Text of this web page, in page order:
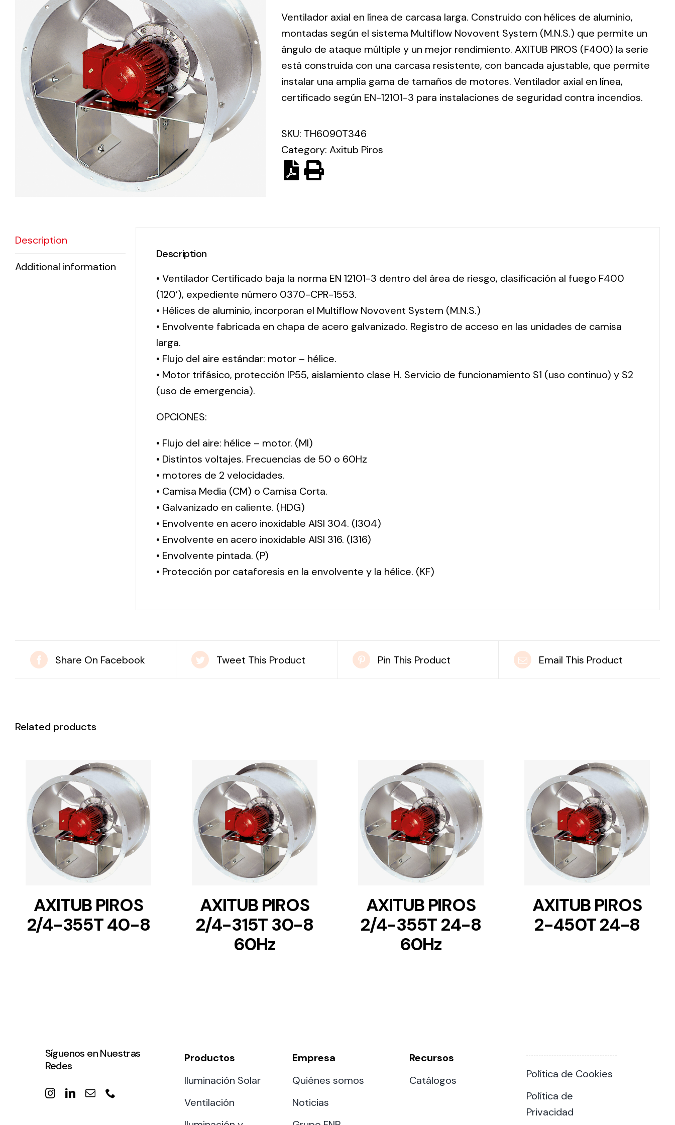
eléctrico.
Lighting and
Electrical
Equipment
Complete
solutions in
lighting and
Ventilation
The
incorporation of
Novovent into
offer of
ventilation
products for
different uses
Solar lighting
solutions for all
Ventilador axial en línea de carcasa larga. Construido con hélices de aluminio,
montadas según el sistema Multiflow Novovent System (M.N.S.) que permite un
ángulo de ataque múltiple y un mejor rendimiento. AXITUB PIROS (F400) la serie
está construida con una carcasa resistente, con bancada ajustable, que permite
instalar una amplia gama de tamaños de motores. Ventilador axial en línea,
certificado según EN-12101-3 para instalaciones de seguridad contra incendios.
SKU: TH6090T346
Category: Axitub Piros
Description
Additional information
Description
• Ventilador Certificado baja la norma EN 12101-3 dentro del área de riesgo, clasificación al fuego F400
(120′), expediente número 0370-CPR-1553.
• Hélices de aluminio, incorporan el Multiflow Novovent System (M.N.S.)
• Envolvente fabricada en chapa de acero galvanizado. Registro de acceso en las unidades de camisa
larga.
• Flujo del aire estándar: motor – hélice.
• Motor trifásico, protección IP55, aislamiento clase H. Servicio de funcionamiento S1 (uso continuo) y S2
(uso de emergencia).
OPCIONES:
• Flujo del aire: hélice – motor. (MI)
• Distintos voltajes. Frecuencias de 50 o 60Hz
• motores de 2 velocidades.
• Camisa Media (CM) o Camisa Corta.
• Galvanizado en caliente. (HDG)
• Envolvente en acero inoxidable AISI 304. (I304)
• Envolvente en acero inoxidable AISI 316. (I316)
• Envolvente pintada. (P)
• Protección por cataforesis en la envolvente y la hélice. (KF)
Share On Facebook Tweet This Product Pin This Product Email This Product
Related products
DETAILS
AXITUB PIROS
2/4-355T 40-8
DETAILS
AXITUB PIROS
2/4-315T 30-8
60Hz
DETAILS
AXITUB PIROS
2/4-355T 24-8
60Hz
DETAILS
AXITUB PIROS
2-450T 24-8
Síguenos en Nuestras
Redes
Productos
Iluminación Solar
Ventilación
Empresa
Quiénes somos
Noticias
Recursos
Catálogos
Política de Cookies
Política de
Privacidad